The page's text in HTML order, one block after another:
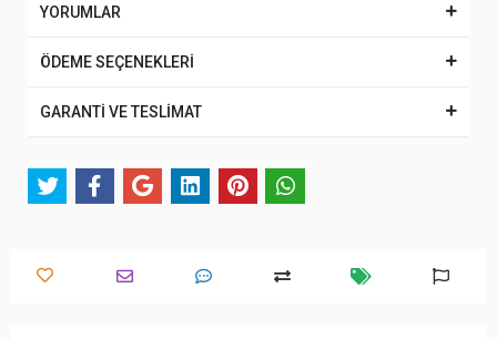
YORUMLAR
ÖDEME SEÇENEKLERİ
GARANTİ VE TESLİMAT